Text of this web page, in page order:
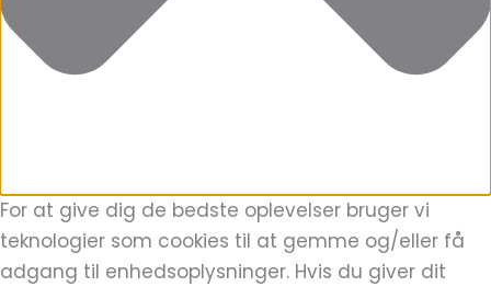
For at give dig de bedste oplevelser bruger vi
teknologier som cookies til at gemme og/eller få
adgang til enhedsoplysninger. Hvis du giver dit